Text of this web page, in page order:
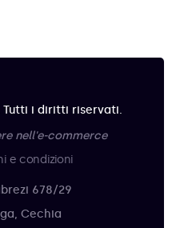
Tutti i diritti riservati.
nell'e-commerce
e condizioni
678/29
Cechia